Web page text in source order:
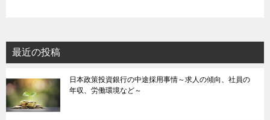
最近の投稿
日本政策投資銀行の中途採用事情～求人の傾向、社員の
年収、労働環境など～